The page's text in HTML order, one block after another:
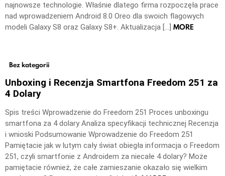
najnowsze technologie. Właśnie dlatego firma rozpoczęła prace
nad wprowadzeniem Android 8.0 Oreo dla swoich flagowych
modeli Galaxy S8 oraz Galaxy S8+. Aktualizacja […] MORE
Bez kategorii
Unboxing i Recenzja Smartfona Freedom 251 za
4 Dolary
Spis treści Wprowadzenie do Freedom 251 Proces unboxingu
smartfona za 4 dolary Analiza specyfikacji technicznej Recenzja
i wnioski Podsumowanie Wprowadzenie do Freedom 251
Pamiętacie jak w lutym cały świat obiegła informacja o Freedom
251, czyli smartfonie z Androidem za niecałe 4 dolary? Może
pamiętacie również, że całe zamieszanie okazało się wielkim